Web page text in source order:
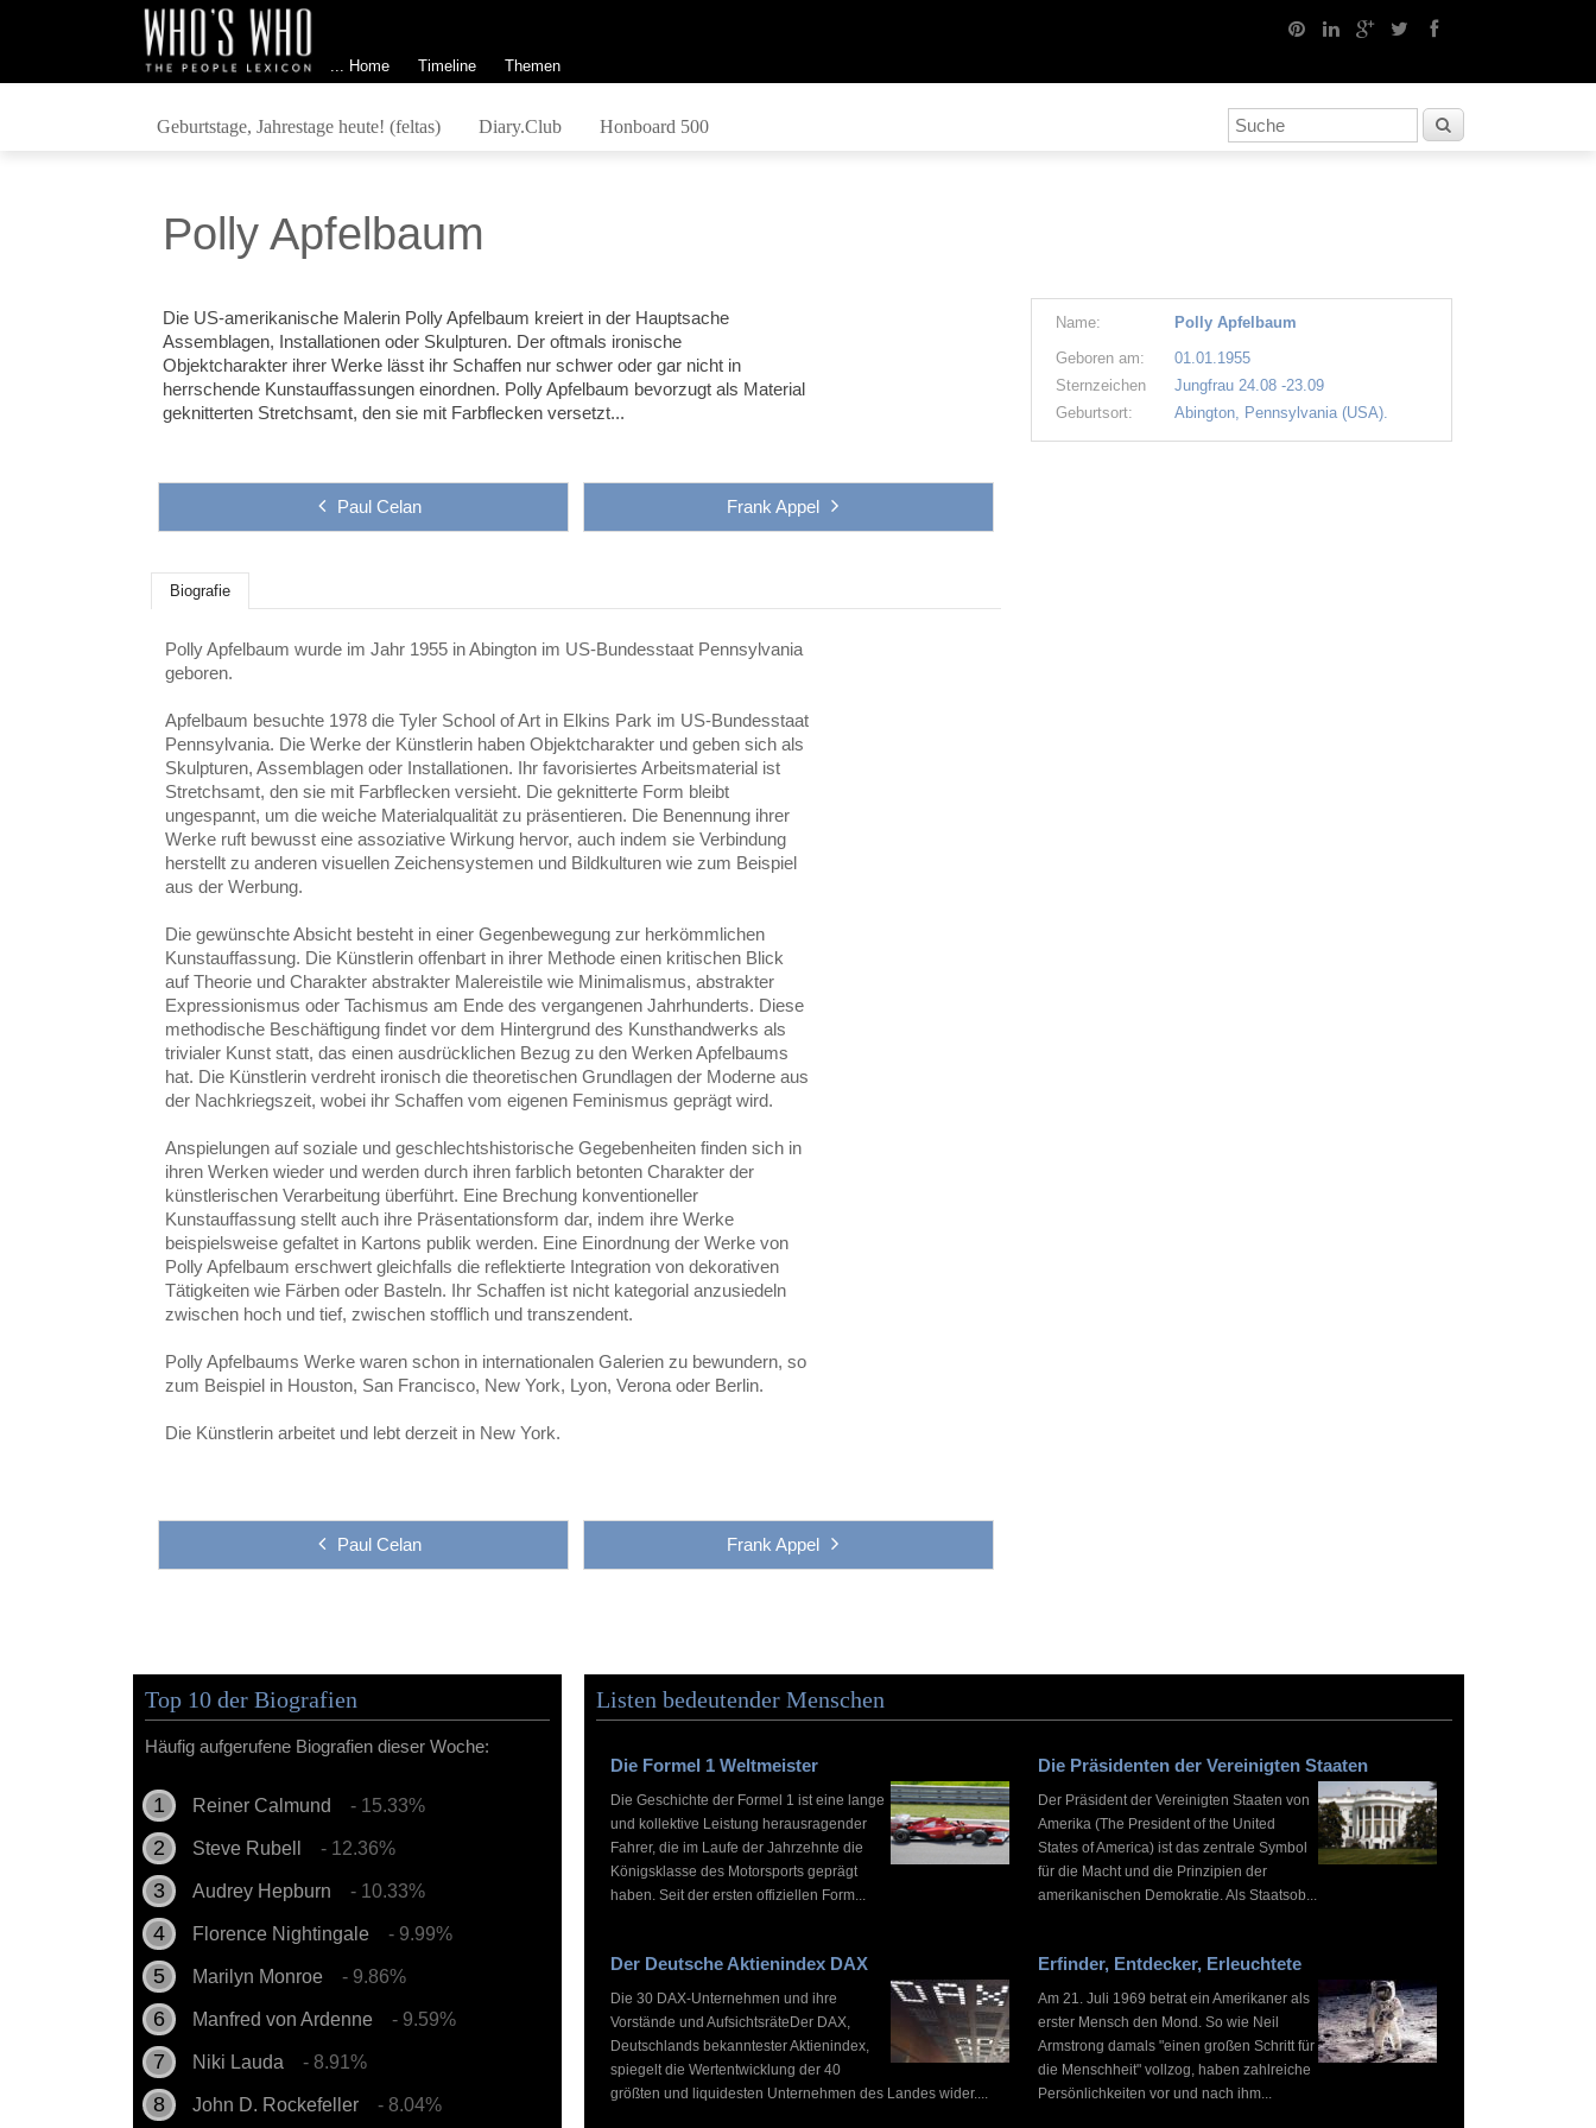
... Home Timeline Themen
Geburtstage, Jahrestage heute! (feltas) Diary.Club Honboard 500
Polly Apfelbaum
Die US-amerikanische Malerin Polly Apfelbaum kreiert in der Hauptsache
Assemblagen, Installationen oder Skulpturen. Der oftmals ironische
Objektcharakter ihrer Werke lässt ihr Schaffen nur schwer oder gar nicht in
herrschende Kunstauffassungen einordnen. Polly Apfelbaum bevorzugt als Material
geknitterten Stretchsamt, den sie mit Farbflecken versetzt...
Paul Celan Frank Appel
Biografie
Polly Apfelbaum wurde im Jahr 1955 in Abington im US-Bundesstaat Pennsylvania
geboren.
Apfelbaum besuchte 1978 die Tyler School of Art in Elkins Park im US-Bundesstaat
Pennsylvania. Die Werke der Künstlerin haben Objektcharakter und geben sich als
Skulpturen, Assemblagen oder Installationen. Ihr favorisiertes Arbeitsmaterial ist
Stretchsamt, den sie mit Farbflecken versieht. Die geknitterte Form bleibt
ungespannt, um die weiche Materialqualität zu präsentieren. Die Benennung ihrer
Werke ruft bewusst eine assoziative Wirkung hervor, auch indem sie Verbindung
herstellt zu anderen visuellen Zeichensystemen und Bildkulturen wie zum Beispiel
aus der Werbung.
Die gewünschte Absicht besteht in einer Gegenbewegung zur herkömmlichen
Kunstauffassung. Die Künstlerin offenbart in ihrer Methode einen kritischen Blick
auf Theorie und Charakter abstrakter Malereistile wie Minimalismus, abstrakter
Expressionismus oder Tachismus am Ende des vergangenen Jahrhunderts. Diese
methodische Beschäftigung findet vor dem Hintergrund des Kunsthandwerks als
trivialer Kunst statt, das einen ausdrücklichen Bezug zu den Werken Apfelbaums
hat. Die Künstlerin verdreht ironisch die theoretischen Grundlagen der Moderne aus
der Nachkriegszeit, wobei ihr Schaffen vom eigenen Feminismus geprägt wird.
Anspielungen auf soziale und geschlechtshistorische Gegebenheiten finden sich in
ihren Werken wieder und werden durch ihren farblich betonten Charakter der
künstlerischen Verarbeitung überführt. Eine Brechung konventioneller
Kunstauffassung stellt auch ihre Präsentationsform dar, indem ihre Werke
beispielsweise gefaltet in Kartons publik werden. Eine Einordnung der Werke von
Polly Apfelbaum erschwert gleichfalls die reflektierte Integration von dekorativen
Tätigkeiten wie Färben oder Basteln. Ihr Schaffen ist nicht kategorial anzusiedeln
zwischen hoch und tief, zwischen stofflich und transzendent.
Polly Apfelbaums Werke waren schon in internationalen Galerien zu bewundern, so
zum Beispiel in Houston, San Francisco, New York, Lyon, Verona oder Berlin.
Die Künstlerin arbeitet und lebt derzeit in New York.
Paul Celan Frank Appel
Name:
Polly Apfelbaum
Geboren am:
01.01.1955
Sternzeichen
Jungfrau 24.08 -23.09
Geburtsort:
Abington, Pennsylvania (USA).
Top 10 der Biografien
Häufig aufgerufene Biografien dieser Woche:
Reiner Calmund - 15.33%
Steve Rubell - 12.36%
Audrey Hepburn - 10.33%
Florence Nightingale - 9.99%
Marilyn Monroe - 9.86%
Manfred von Ardenne - 9.59%
Niki Lauda - 8.91%
John D. Rockefeller - 8.04%
Listen bedeutender Menschen
Die Formel 1 Weltmeister
Die Geschichte der Formel 1 ist eine lange
und kollektive Leistung herausragender
Fahrer, die im Laufe der Jahrzehnte die
Königsklasse des Motorsports geprägt
haben. Seit der ersten offiziellen Form...
Die Präsidenten der Vereinigten Staaten
Der Präsident der Vereinigten Staaten von
Amerika (The President of the United
States of America) ist das zentrale Symbol
für die Macht und die Prinzipien der
amerikanischen Demokratie. Als Staatsob...
Der Deutsche Aktienindex DAX
Die 30 DAX-Unternehmen und ihre
Vorstände und AufsichtsräteDer DAX,
Deutschlands bekanntester Aktienindex,
spiegelt die Wertentwicklung der 40
größten und liquidesten Unternehmen des Landes wider....
Erfinder, Entdecker, Erleuchtete
Am 21. Juli 1969 betrat ein Amerikaner als
erster Mensch den Mond. So wie Neil
Armstrong damals "einen großen Schritt für
die Menschheit" vollzog, haben zahlreiche
Persönlichkeiten vor und nach ihm...